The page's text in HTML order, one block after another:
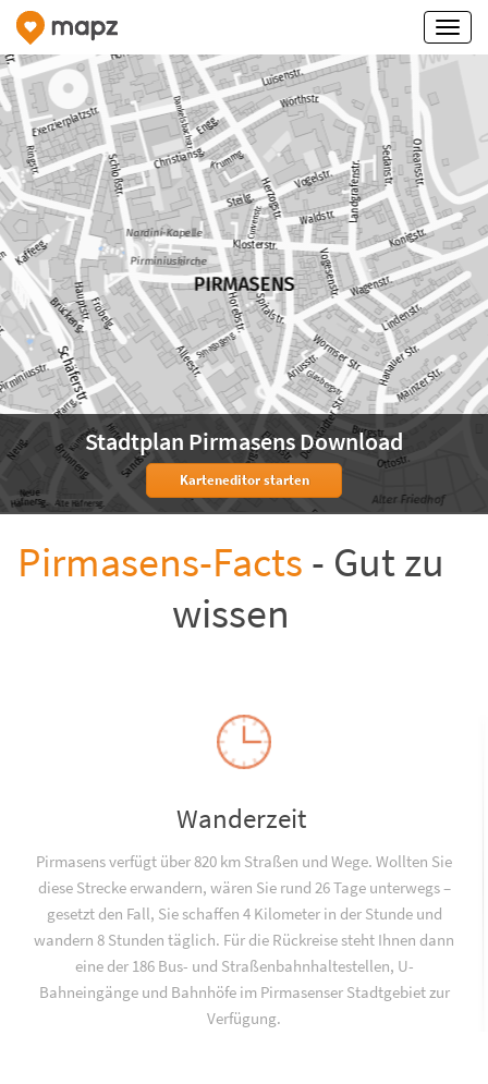
Stadtplan Pirmasens Download
Karteneditor starten
Pirmasens-Facts - Gut zu
wissen
Wanderzeit
Pirmasens verfügt über 820 km Straßen und Wege. Wollten Sie
diese Strecke erwandern, wären Sie rund 26 Tage unterwegs –
gesetzt den Fall, Sie schaffen 4 Kilometer in der Stunde und
wandern 8 Stunden täglich. Für die Rückreise steht Ihnen dann
eine der 186 Bus- und Straßenbahnhaltestellen, U-
Bahneingänge und Bahnhöfe im Pirmasenser Stadtgebiet zur
Verfügung.